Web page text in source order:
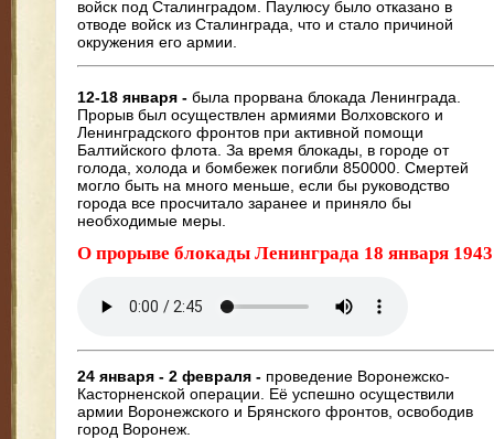
войск под Сталинградом. Паулюсу было отказано в
отводе войск из Сталинграда, что и стало причиной
окружения его армии.
12-18 января - была прорвана блокада Ленинграда.
Прорыв был осуществлен армиями Волховского и
Ленинградского фронтов при активной помощи
Балтийского флота. За время блокады, в городе от
голода, холода и бомбежек погибли 850000. Смертей
могло быть на много меньше, если бы руководство
города все просчитало заранее и приняло бы
необходимые меры.
О прорыве блокады Ленинграда 18 января 1943
24 января - 2 февраля - проведение Воронежско-
Касторненской операции. Её успешно осуществили
армии Воронежского и Брянского фронтов, освободив
город Воронеж.